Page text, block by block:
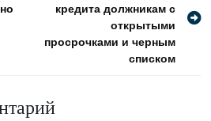
кредита должникам с
открытыми
просрочками и черным
списком